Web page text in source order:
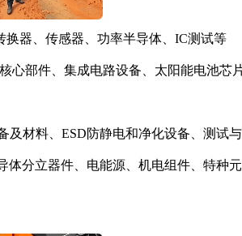
器、传感器、功率半导体、IC测试等
部件、集成电路设备、太阳能电池芯
材料、ESD防静电和净化设备、测试
立器件、电能源、机电组件、特种